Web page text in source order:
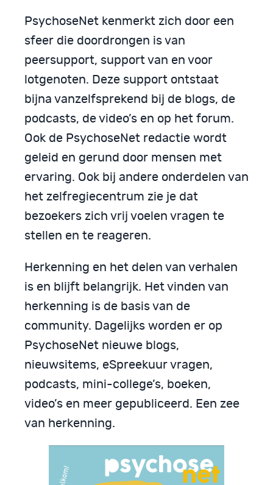
PsychoseNet kenmerkt zich door een
sfeer die doordrongen is van
peersupport, support van en voor
lotgenoten. Deze support ontstaat
bijna vanzelfsprekend bij de blogs, de
podcasts, de video’s en op het forum.
Ook de PsychoseNet redactie wordt
geleid en gerund door mensen met
ervaring. Ook bij andere onderdelen van
het zelfregiecentrum zie je dat
bezoekers zich vrij voelen vragen te
stellen en te reageren.
Herkenning en het delen van verhalen
is en blijft belangrijk. Het vinden van
herkenning is de basis van de
community. Dagelijks worden er op
PsychoseNet nieuwe blogs,
nieuwsitems, eSpreekuur vragen,
podcasts, mini-college’s, boeken,
video’s en meer gepubliceerd. Een zee
van herkenning.